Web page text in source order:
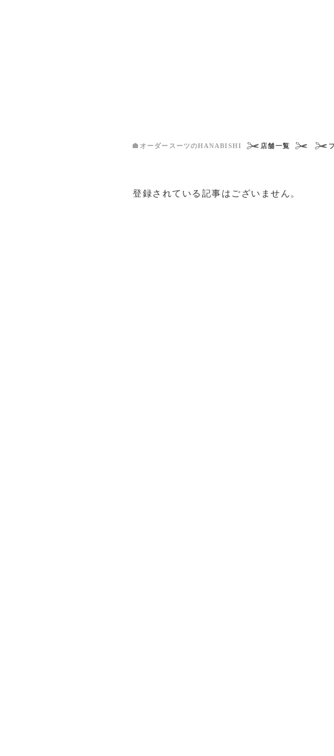
オーダースーツのHANABISHI 店舗一覧
登録されている記事はございません。